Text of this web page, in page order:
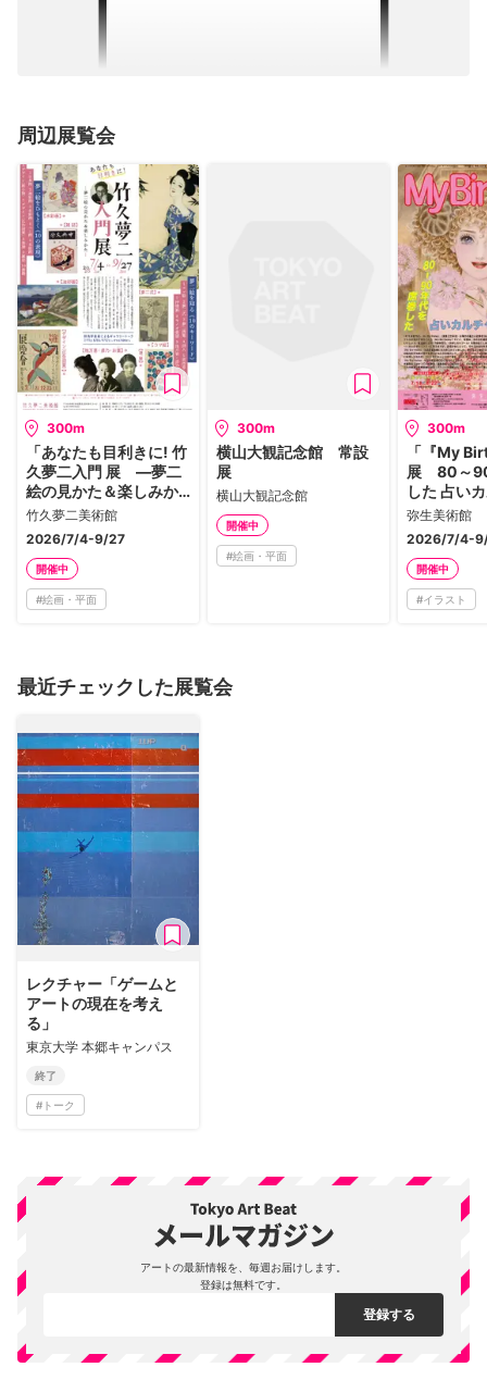
周辺展覧会
300m
「あなたも目利きに! 竹
久夢二入門 展 ―夢二
絵の見かた＆楽しみか
た―」
竹久夢二美術館
2026/7/4-9/27
開催中
#絵画・平面
300m
横山大観記念館 常設
展
横山大観記念館
開催中
#絵画・平面
300m
「『My
展 80～
した 占い
女雑誌」
弥生美術館
2026/7/4-
開催中
#イラスト
最近チェックした展覧会
レクチャー「ゲームと
アートの現在を考え
る」
東京大学 本郷キャンパス
終了
# トーク
アートの最新情報を、毎週お届けします。
登録は無料です。